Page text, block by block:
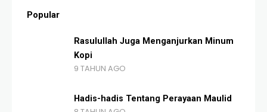
Popular
Rasulullah Juga Menganjurkan Minum
Kopi
9 TAHUN AGO
Hadis-hadis Tentang Perayaan Maulid